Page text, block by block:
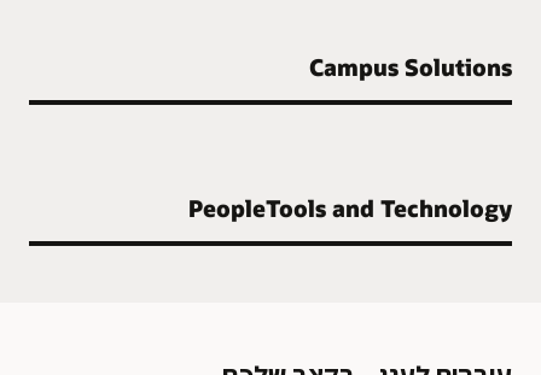
Campus Solutions
PeopleTools and Technology